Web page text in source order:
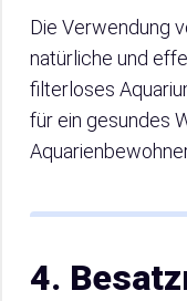
Die Verwendung
natürliche und
filterloses
für ein gesundes
4.